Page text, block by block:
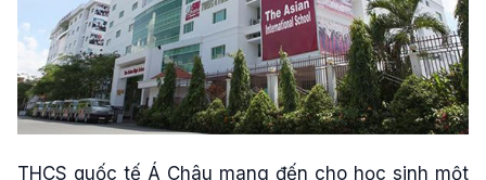
THCS quốc tế Á Châu mang đến cho học sinh một